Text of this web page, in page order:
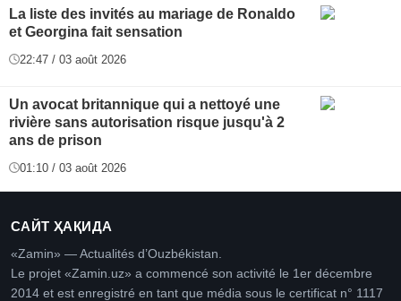
La liste des invités au mariage de Ronaldo
et Georgina fait sensation
22:47 / 03 août 2026
Un avocat britannique qui a nettoyé une
rivière sans autorisation risque jusqu'à 2
ans de prison
01:10 / 03 août 2026
САЙТ ҲАҚИДА
«Zamin» — Actualités d’Ouzbékistan.
Le projet «Zamin.uz» a commencé son activité le 1er décembre
2014 et est enregistré en tant que média sous le certificat n° 1117